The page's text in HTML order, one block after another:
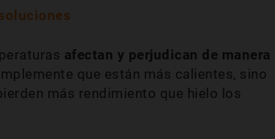
afectan y perjudican de manera
que están más calientes, sino
más rendimiento que hielo los